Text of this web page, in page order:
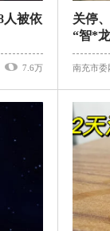
人被依
7.6万
关停
“智*
南充市委